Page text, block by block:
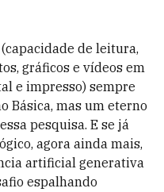
de leitura,
gráficos e vídeos em
e impresso) sempre
Básica, mas um eterno
pesquisa. E se já
agora ainda mais,
artificial generativa
espalhando